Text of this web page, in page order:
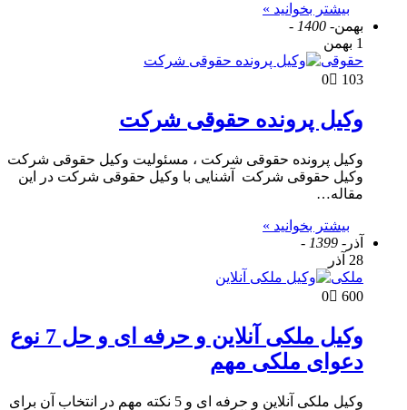
بیشتر بخوانید »
بهمن- 1400 -
1 بهمن
حقوقی
0
103
وکیل پرونده حقوقی شرکت
وکیل پرونده حقوقی شرکت ، مسئولیت وکیل حقوقی شرکت
وکیل حقوقی شرکت آشنایی با وکیل حقوقی شرکت در این
مقاله…
بیشتر بخوانید »
آذر - 1399 -
28 آذر
ملکی
0
600
وکیل ملکی آنلاین و حرفه ای و حل 7 نوع
دعوای ملکی مهم
وکیل ملکی آنلاین و حرفه ای و 5 نکته مهم در انتخاب آن برای